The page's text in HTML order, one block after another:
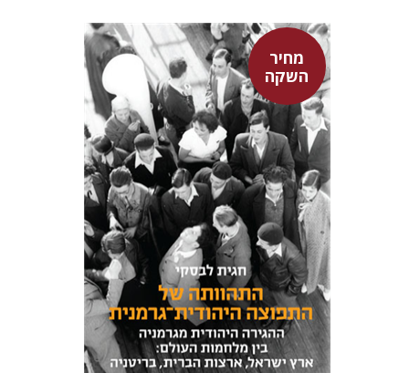
מחיר
השקה
חגית לבסקי
מאירה טורצקי
מחיר השקה
$34
$24